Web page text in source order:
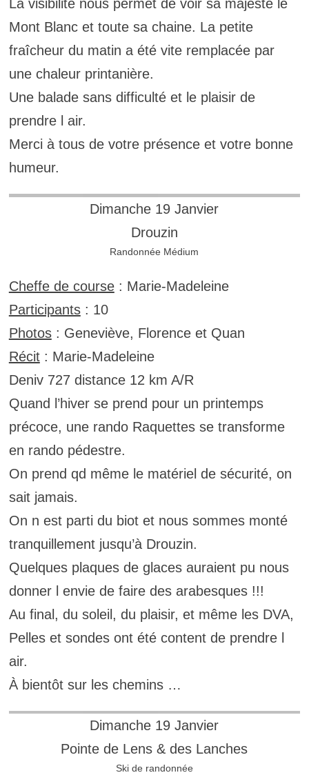
La visibilité nous permet de voir sa majesté le
Mont Blanc et toute sa chaine. La petite
fraîcheur du matin a été vite remplacée par
une chaleur printanière.
Une balade sans difficulté et le plaisir de
prendre l air.
Merci à tous de votre présence et votre bonne
humeur.
Dimanche 19 Janvier
Drouzin
Randonnée Médium
Cheffe de course: Marie-Madeleine
Participants: 10
Photos: Geneviève, Florence et Quan
Récit: Marie-Madeleine
Deniv 727 distance 12 km A/R
Quand l’hiver se prend pour un printemps
précoce, une rando Raquettes se transforme
en rando pédestre.
On prend qd même le matériel de sécurité, on
sait jamais.
On n est parti du biot et nous sommes monté
tranquillement jusqu’à Drouzin.
Quelques plaques de glaces auraient pu nous
donner l envie de faire des arabesques !!!
Au final, du soleil, du plaisir, et même les DVA,
Pelles et sondes ont été content de prendre l
air.
À bientôt sur les chemins …
Dimanche 19 Janvier
Pointe de Lens & des Lanches
Ski de randonnée